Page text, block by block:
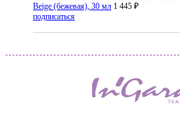
Beige (бежевая), 30 мл 1 445 ₽
подписаться